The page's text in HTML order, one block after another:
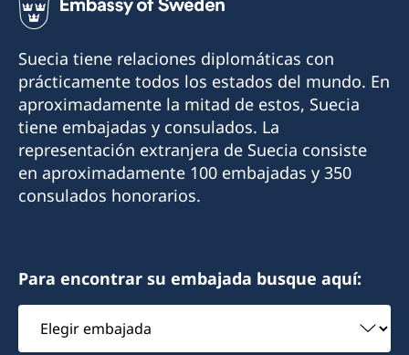
Correo:
consuladosueciacartagena@gmail.com
Dirección: Sociedad Portuaria de Cartagena
S.A., Barrio de Manga, Terminal Maritimo,
Dirección Comercial Bloque Administrativo,
2do piso, Cartagena
Horario de atención: Lunes a viernes de 09:00-
Cónsul Honorario:
Giovanni Benedetti
+57 604 322 0520
Correo:
consulsueciamed@gmail.com
Dirección: Consulado de Suecia, Scanform,
Carrera 43ª #14-27, Edificio Colinas del Poblado,
Piso 2 Medellín
Martes y viernes con cita previa.
Consúl Honorario:
Suecia tiene relaciones diplomáticas con
prácticamente todos los estados del mundo. En
aproximadamente la mitad de estos, Suecia
tiene embajadas y consulados. La
representación extranjera de Suecia consiste
en aproximadamente 100 embajadas y 350
consulados honorarios.
Para encontrar su embajada busque aquí:
Elegir
embajada